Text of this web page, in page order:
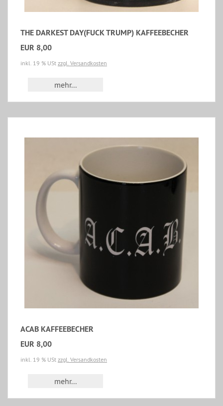
THE DARKEST DAY(FUCK TRUMP) KAFFEEBECHER
EUR 8,00
inkl. 19 % USt zzgl. Versandkosten
mehr...
ACAB KAFFEEBECHER
EUR 8,00
inkl. 19 % USt zzgl. Versandkosten
mehr...